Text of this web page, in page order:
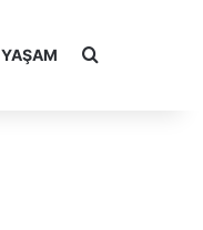
YAŞAM Arama yap